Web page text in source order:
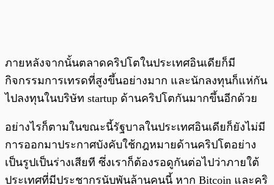
ภายหลังจากนั้นตลาดคริปโตในประเทศอินเดียก็มี
กิจกรรมการเทรดที่สูงขึ้นอย่างมาก และนักลงทุนก็แห่กัน
ไปลงทุนในบริษัท startup ด้านคริปโตกันมากขึ้นอีกด้วย
อย่างไรก็ตามในขณะนี้รัฐบาลในประเทศอินเดียก็ยังไม่มี
การออกมาประกาศบังคับใช้กฎหมายด้านคริปโตอย่าง
เป็นรูปเป็นร่างเสียที ซึ่งเราก็ต้องรอดูกันต่อไปว่าภายใต้
ประเทศที่มีประชากรนับพันล้านคนนี้ หาก Bitcoin และคริ